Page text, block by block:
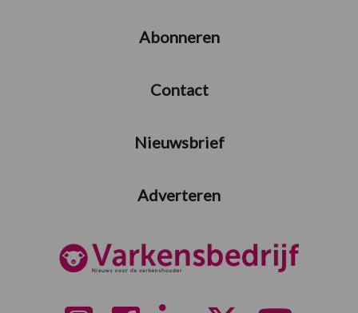
Abonneren
Contact
Nieuwsbrief
Adverteren